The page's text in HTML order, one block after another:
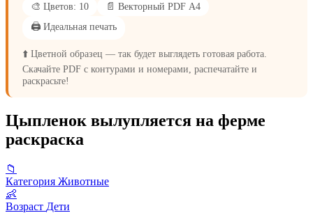
🎨 Цветов: 10
📄 Векторный PDF А4
🖨️ Идеальная печать
⬆️ Цветной образец — так будет выглядеть готовая работа.
Скачайте PDF с контурами и номерами, распечатайте и
раскрасьте!
Цыпленок вылупляется на ферме
раскраска
📁
Категория Животные
👶
Возраст Дети